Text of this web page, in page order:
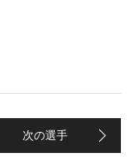
次の選手